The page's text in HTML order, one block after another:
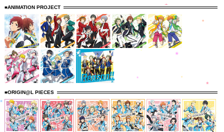
■ANIMATION PROJECT
■ORIGIN@L PIECES